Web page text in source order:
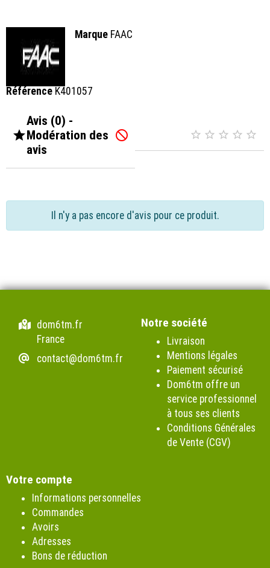
Marque FAAC
Référence K401057

Avis (0) -
Modération des
avis
     
Il n'y a pas encore d'avis pour ce produit.
dom6tm.fr
France
contact@dom6tm.fr
Notre société
Livraison
Mentions légales
Paiement sécurisé
Dom6tm offre un
service professionnel
à tous ses clients
Conditions Générales
de Vente (CGV)
Votre compte
Informations personnelles
Commandes
Avoirs
Adresses
Bons de réduction